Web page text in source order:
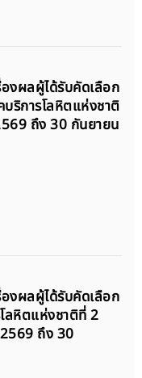
งผลผู้ได้รับคัดเลือก
บริการโลหิตแห่งชาติ
ถึง 30 กันยายน
งผลผู้ได้รับคัดเลือก
ลหิตแห่งชาติที่ 2
ถึง 30